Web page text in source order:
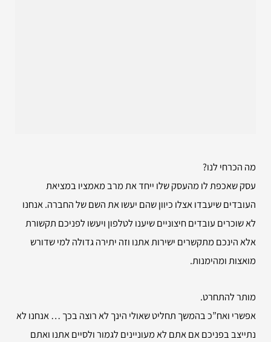
מה הכרחי לנו?
עסק שאכפת לו מהעסק שלו ייחד את מרב מאמציו במציאת
העובדים שיעבדו אצלו כיוון שהם יעשו את השם של החברה. אנחנו
לא שוכרים עובדים חיצוניים שיענו לטלפון ויעשו לפניכם תקשורת
אלא הינכם מתקשרים ישירות אתנו וזה יתירה גדולה למי שדורש
מואצות ומהימנות.
מותר להתחרט.
אפשרי ואח”כ בהמשך תחליט שאולי הינך לא רוצה בכך … אנחנו לא
נתייצב בפניכם אם אתם לא מעוניינים לגמור ולסיים אתנו ואתם